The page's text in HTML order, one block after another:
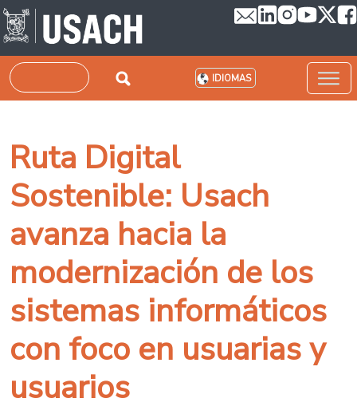
Pasar al contenido principal
Buscar IDIOMAS
Ruta Digital
Sostenible: Usach
avanza hacia la
modernización de los
sistemas informáticos
con foco en usuarias y
usuarios